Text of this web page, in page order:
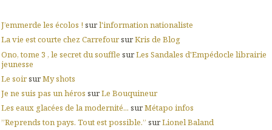
J’emmerde les écolos ! surl'information nationaliste
La vie est courte chez CarrefoursurKris de Blog
Ono, tome 3 , le secret du souffle surLes Sandales d'Empédocle librairie
jeunesse
Le soirsurMy shots
Je ne suis pas un héros surLe Bouquineur
Les eaux glacées de la modernité... surMétapo infos
”Reprends ton pays. Tout est possible.” surLionel Baland